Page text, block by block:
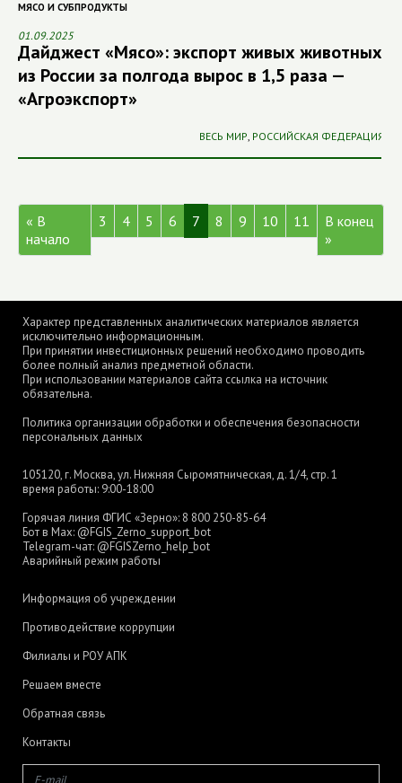
МЯСО И СУБПРОДУКТЫ
01.09.2025
Дайджест «Мясо»: экспорт живых животных
из России за полгода вырос в 1,5 раза —
«Агроэкспорт»
ВЕСЬ МИР, РОССИЙСКАЯ ФЕДЕРАЦИЯ
« В
начало
3 4 5 6 7 8 9 10 11
В конец
»
Характер представленных аналитических материалов является
исключительно информационным.
При принятии инвестиционных решений необходимо проводить
более полный анализ предметной области.
При использовании материалов сайта ссылка на источник
обязательна.
Политика организации обработки и обеспечения безопасности
персональных данных
105120, г. Москва, ул. Нижняя Сыромятническая, д. 1/4, стр. 1
время работы: 9:00-18:00
Горячая линия ФГИС «Зерно»: 8 800 250-85-64
Бот в Max: @FGIS_Zerno_support_bot
Telegram-чат: @FGISZerno_help_bot
Аварийный режим работы
Информация об учреждении
Противодействие коррупции
Филиалы и РОУ АПК
Решаем вместе
Обратная связь
Контакты